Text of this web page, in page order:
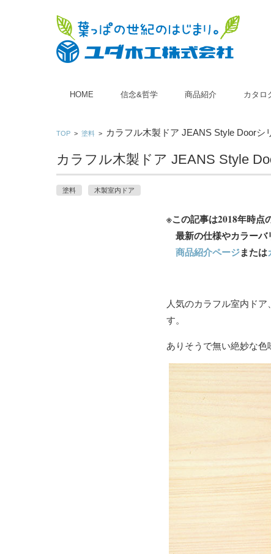
HOME
信念&哲学 商品紹介 カタロ
TOP > 塗料 > カラフル木製ドア JEANS Style Doorシ
カラフル木製ドア JEANS Style
塗料 木製室内ドア
※この記事は2018年時点
最新の仕様やカラーバ
商品紹介ページまたは
人気のカラフル室内ド
す。
ありそうで無い絶妙な色